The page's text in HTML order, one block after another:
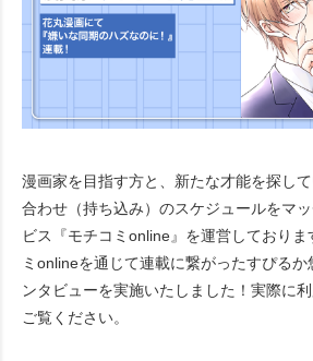
漫画家を目指す方と、新たな才能を探し
合わせ（持ち込み）のスケジュールをマ
ビス『モチコミonline』を運営しておりま
ミonlineを通じて連載に繋がったすぴる
ンタビューを実施いたしました！実際に
ご覧ください。